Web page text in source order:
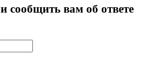
сообщить вам об ответе